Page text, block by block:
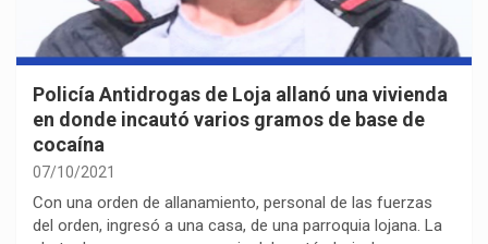
Policía Antidrogas de Loja allanó una vivienda
en donde incautó varios gramos de base de
cocaína
07/10/2021
Con una orden de allanamiento, personal de las fuerzas
del orden, ingresó a una casa, de una parroquia lojana. La